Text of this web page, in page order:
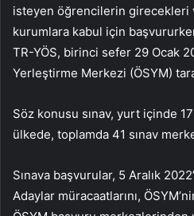
isteyen öğrencilerin girecekleri
kurumlara kabul için
TR-YÖS, birinci sefer 29 Ocak
Yerleştirme Merkezi (ÖSYM)
Söz konusu sınav, yurt içinde
ülkede, toplamda 41 sınav
Sınava başvurular, 5 Aralık
Adaylar müracaatlarını,